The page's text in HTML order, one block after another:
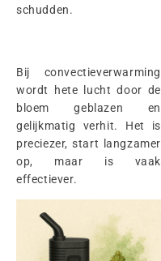
schudden.
Bij convectieverwarming
wordt hete lucht door de
bloem geblazen en
gelijkmatig verhit. Het is
preciezer, start langzamer
op, maar is vaak
effectiever.